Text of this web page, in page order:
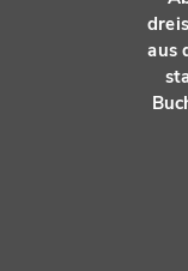
aus